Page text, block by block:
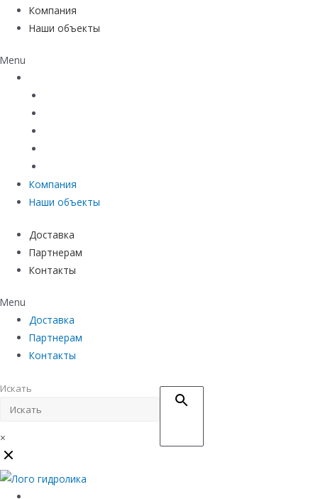
Компания
Наши объекты
Menu
Компания
Наши объекты
Доставка
Партнерам
Контакты
Menu
Доставка
Партнерам
Контакты
Искать
×